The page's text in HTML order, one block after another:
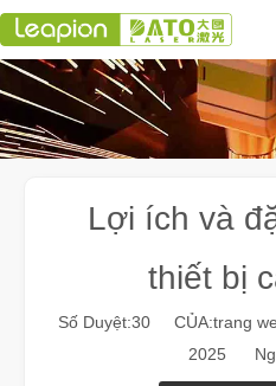
Lợi ích và
thiết bị
Số Duyệt:30CỦA:trang
2025